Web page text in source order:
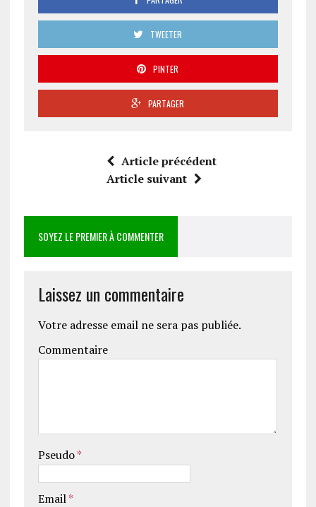
TWEETER
PINTER
PARTAGER
Article précédent
Article suivant
SOYEZ LE PREMIER À COMMENTER
Laissez un commentaire
Votre adresse email ne sera pas publiée.
Commentaire
Pseudo*
Email*